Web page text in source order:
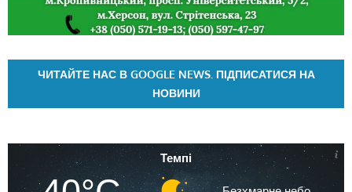
ЧИТАЙТЕ НАС В GOOGLE NEWS. ПІДПИСАТИСЯ НА
НОВИНИ
Темпі